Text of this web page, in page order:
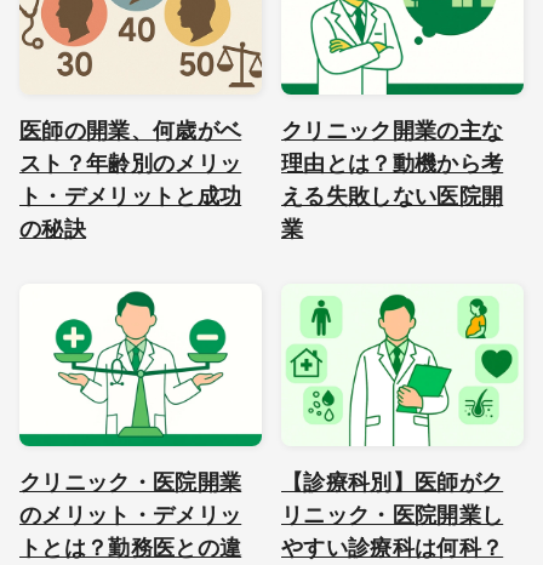
医師の開業、何歳がベ
スト？年齢別のメリッ
ト・デメリットと成功
の秘訣
クリニック開業の主な
理由とは？動機から考
える失敗しない医院開
業
クリニック・医院開業
のメリット・デメリッ
トとは？勤務医との違
【診療科別】医師がク
リニック・医院開業し
やすい診療科は何科？